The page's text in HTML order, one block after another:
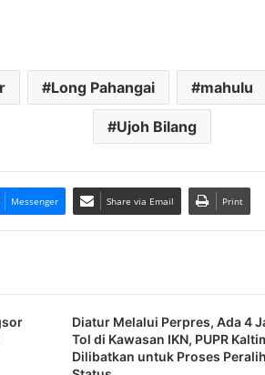
Long Pahangai mahulu
Ujoh Bilang
Messenger Share via Email Print
Diatur Melalui Perpres, Ada 4
Tol di Kawasan IKN, PUPR
Dilibatkan untuk Proses